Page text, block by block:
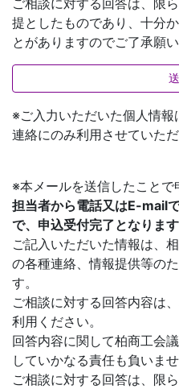
ご相談に対する回答は、限
提としたものであり、十分
とがありますのでご了承願い
※ご入力いただいた個人情
連絡にのみ利用させていただ
※本メールを送信したことで
担当者から電話又はE-mail
で、申込受付完了となります
ご記入いただいた情報は、
の各種連絡、情報提供等の
す。
ご相談に対する回答内容は
利用ください。
回答内容に関して柏商工会
していかなる責任も負いませ
ご相談に対する回答は、限